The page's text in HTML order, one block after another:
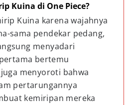
Kuina di One Piece?
Kuina karena wajahnya
sama pendekar pedang,
menyadari
bertemu
menyoroti bahwa
pertarungannya
kemiripan mereka